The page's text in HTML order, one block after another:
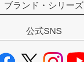
ブランド・シリーズ
公式SNS